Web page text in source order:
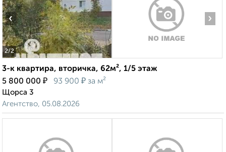
2/2
‹ ›
3-к квартира, вторичка, 62м², 1/5 этаж
5 800 000 ₽ 93 900 ₽ за м²
Щорса 3
Агентство, 05.08.2026